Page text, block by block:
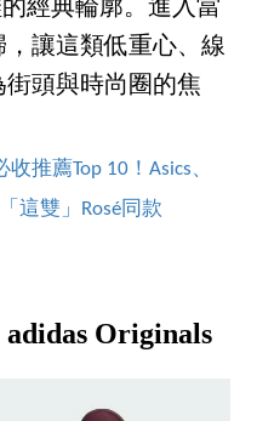
經典輪廓。進入當
讓這類低重心、線
頭與時尚圈的焦
推薦Top 10！Asics、
這雙」Rosé同款
Originals